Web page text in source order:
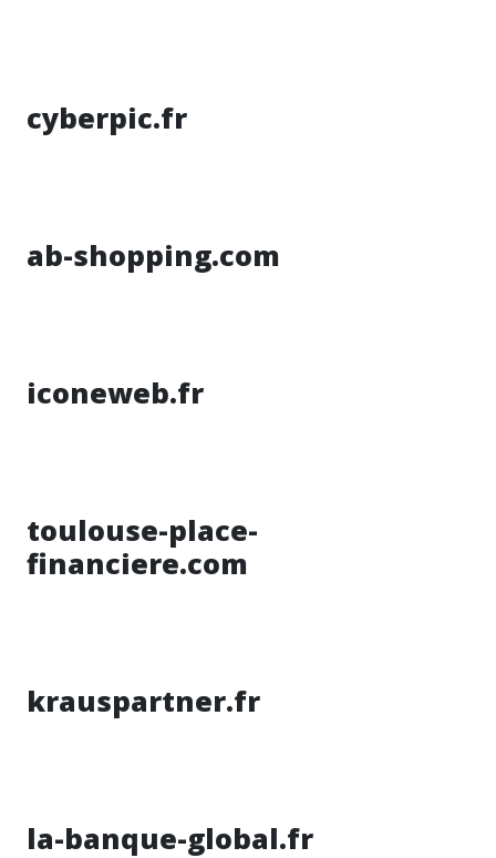
cyberpic.fr
ab-shopping.com
iconeweb.fr
toulouse-place-
financiere.com
krauspartner.fr
la-banque-global.fr